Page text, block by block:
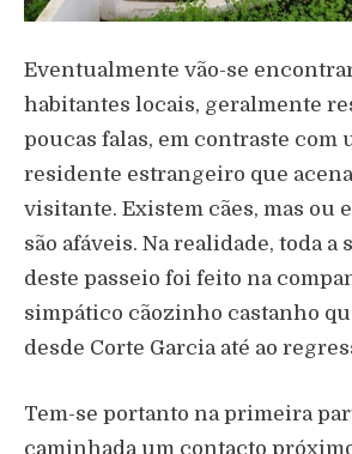
Eventualmente vão-se
habitantes locais, geralmente
poucas falas, em contraste com
residente estrangeiro que
visitante. Existem cães, mas ou
são afáveis. Na realidade, toda a
deste passeio foi feito na
simpático cãozinho castanho
desde Corte Garcia até ao
Tem-se portanto na primeira
caminhada um contacto